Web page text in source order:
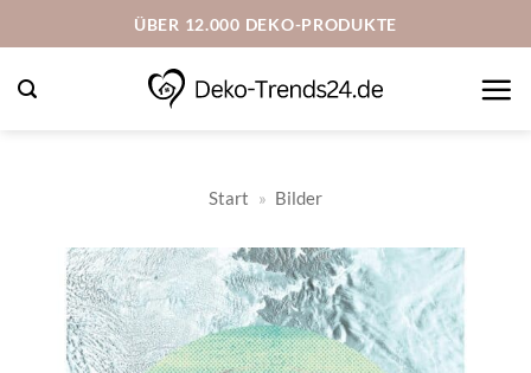
Inhalt
springen
ÜBER 12.000 DEKO-PRODUKTE
Start » Bilder